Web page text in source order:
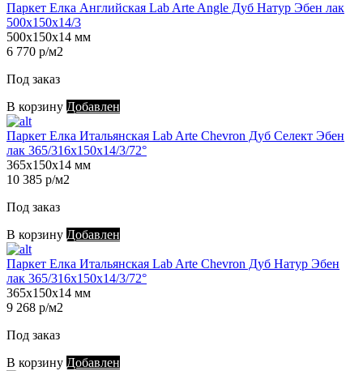
Паркет Елка Английская Lab Arte Angle Дуб Натур Эбен лак
500х150х14/3
500х150х14 мм
6 770 р/м2
Под заказ
В корзину Добавлен
Паркет Елка Итальянская Lab Arte Chevron Дуб Селект Эбен
лак 365/316х150х14/3/72°
365х150х14 мм
10 385 р/м2
Под заказ
В корзину Добавлен
Паркет Елка Итальянская Lab Arte Chevron Дуб Натур Эбен
лак 365/316х150х14/3/72°
365х150х14 мм
9 268 р/м2
Под заказ
В корзину Добавлен